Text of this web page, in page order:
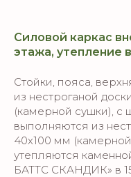
Силовой каркас
этажа, утепление
Стойки, пояса,
из нестроганой
(камерной сушки), с
выполняются из
40х100 мм
утепляются
БАТТС СКАНДИК» в